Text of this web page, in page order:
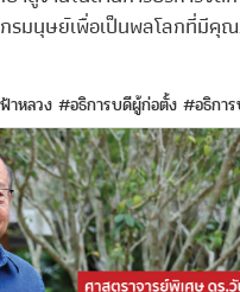
รมนุษย์เพื่อเป็นพลโลกที่มีคุ
าหลวง #อธิการบดีผู้ก่อตั้ง #อธิกา